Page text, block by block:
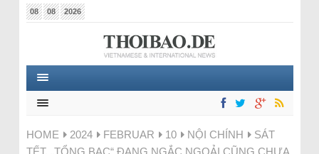
08 08 2026
HOME 2024 FEBRUAR 10 NỘI CHÍNH
SÁT
TẾT, „TỔNG BẠC“ ĐANG NGẮC NGOẢI CŨNG CHƯA